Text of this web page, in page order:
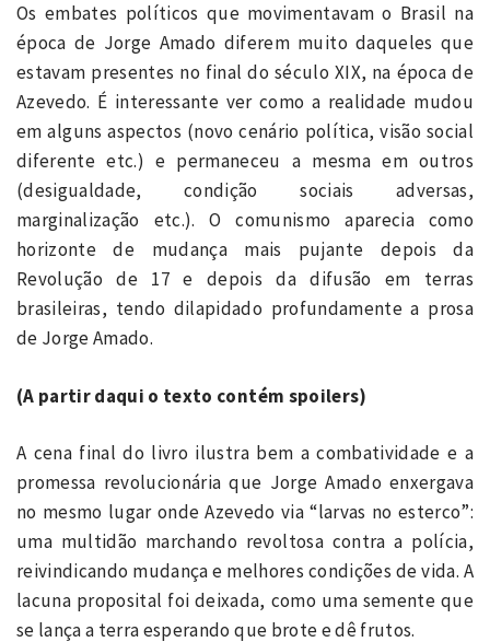
Os embates políticos que movimentavam o Brasil na
época de Jorge Amado diferem muito daqueles que
estavam presentes no final do século XIX, na época de
Azevedo. É interessante ver como a realidade mudou
em alguns aspectos (novo cenário política, visão social
diferente etc.) e permaneceu a mesma em outros
(desigualdade, condição sociais adversas,
marginalização etc.). O comunismo aparecia como
horizonte de mudança mais pujante depois da
Revolução de 17 e depois da difusão em terras
brasileiras, tendo dilapidado profundamente a prosa
de Jorge Amado.
(A partir daqui o texto contém spoilers)
A cena final do livro ilustra bem a combatividade e a
promessa revolucionária que Jorge Amado enxergava
no mesmo lugar onde Azevedo via “larvas no esterco”:
uma multidão marchando revoltosa contra a polícia,
reivindicando mudança e melhores condições de vida. A
lacuna proposital foi deixada, como uma semente que
se lança a terra esperando que brote e dê frutos.